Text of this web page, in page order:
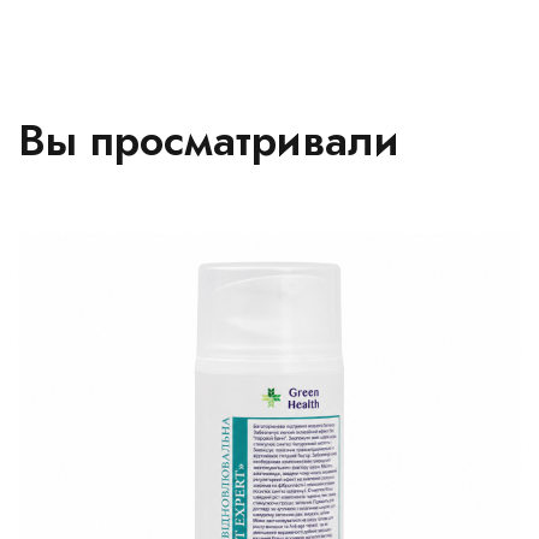
Вы просматривали